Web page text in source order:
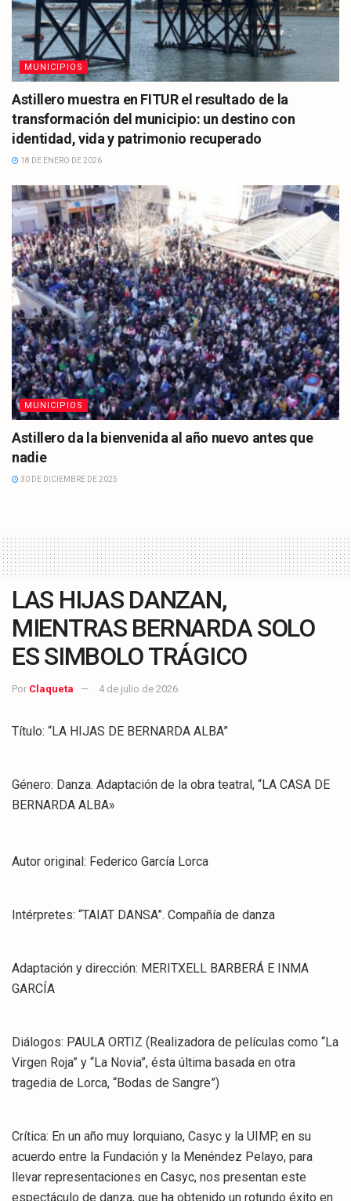
MUNICIPIOS
Astillero muestra en FITUR el resultado de la
transformación del municipio: un destino con
identidad, vida y patrimonio recuperado
18 DE ENERO DE 2026
MUNICIPIOS
Astillero da la bienvenida al año nuevo antes que
nadie
30 DE DICIEMBRE DE 2025
LAS HIJAS DANZAN,
MIENTRAS BERNARDA SOLO
ES SIMBOLO TRÁGICO
Por Claqueta 4 de julio de 2026
Título: “LA HIJAS DE BERNARDA ALBA”
Género: Danza. Adaptación de la obra teatral, “LA CASA DE
BERNARDA ALBA»
Autor original: Federico García Lorca
Intérpretes: “TAIAT DANSA”. Compañía de danza
Adaptación y dirección: MERITXELL BARBERÁ E INMA
GARCÍA
Diálogos: PAULA ORTIZ (Realizadora de películas como “La
Virgen Roja” y “La Novia”, ésta última basada en otra
tragedia de Lorca, “Bodas de Sangre”)
Crítica: En un año muy lorquiano, Casyc y la UIMP, en su
acuerdo entre la Fundación y la Menéndez Pelayo, para
llevar representaciones en Casyc, nos presentan este
espectáculo de danza, que ha obtenido un rotundo éxito en